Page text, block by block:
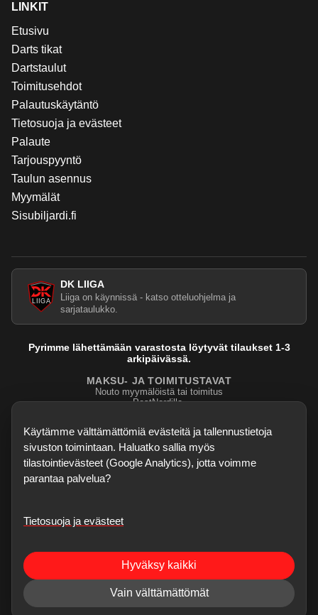
LINKIT
Etusivu
Darts tikat
Dartstaulut
Toimitusehdot
Palautuskäytäntö
Tietosuoja ja evästeet
Palaute
Tarjouspyyntö
Taulun asennus
Myymälät
Sisubiljardi.fi
DK LIIGA
Liiga on käynnissä - katso otteluohjelma ja
sarjataulukko.
Pyrimme lähettämään varastosta löytyvät tilaukset 1-3
arkipäivässä.
MAKSU- JA TOIMITUSTAVAT
Nouto myymälöistä tai toimitus
PostNordilla.
Sisubiljardi.fi
Verkkokauppa on testivaiheessa - kaikki palaute, bugihavainnot ja
ominaisuusehdotukset ovat enemmän kuin tervetulleita. Korjaukset voivat
tulla nopeastikin. Jätä palaute
Evasteasetukset
Käytämme välttämättömiä evästeitä ja tallennustietoja
sivuston toimintaan. Haluatko sallia myös
tilastointievästeet (Google Analytics), jotta voimme
parantaa palvelua?
Tietosuoja ja evästeet
Hyväksy kaikki
Vain välttämättömät